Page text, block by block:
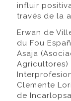
influir
través de la
Erwan de
du Fou
Asaja
Agricultores)
Clemente
de